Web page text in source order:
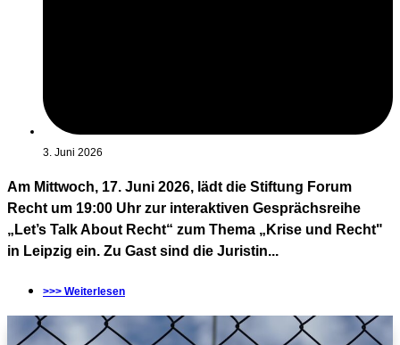
3. Juni 2026
Am Mittwoch, 17. Juni 2026, lädt die Stiftung Forum
Recht um 19:00 Uhr zur interaktiven Gesprächsreihe
„Let’s Talk About Recht“ zum Thema „Krise und Recht"
in Leipzig ein. Zu Gast sind die Juristin...
>>> Weiterlesen